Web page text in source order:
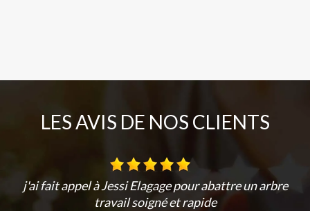
LES AVIS DE NOS CLIENTS
j'ai fait appel à Jessi Elagage pour abattre un arbre
travail soigné et rapide